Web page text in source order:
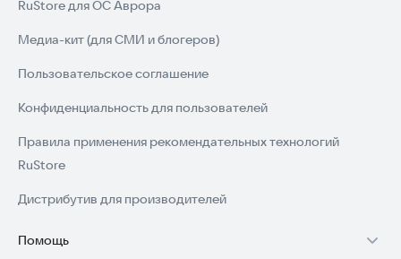
RuStore для ОС Аврора
Медиа-кит (для СМИ и блогеров)
Пользовательское соглашение
Конфиденциальность для пользователей
Правила применения рекомендательных технологий
RuStore
Дистрибутив для производителей
Помощь